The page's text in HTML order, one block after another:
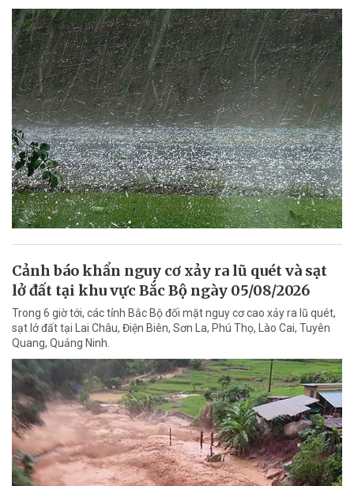
Cảnh báo khẩn nguy cơ xảy ra lũ quét và sạt
lở đất tại khu vực Bắc Bộ ngày 05/08/2026
Trong 6 giờ tới, các tỉnh Bắc Bộ đối mặt nguy cơ cao xảy ra lũ quét,
sạt lở đất tại Lai Châu, Điện Biên, Sơn La, Phú Thọ, Lào Cai, Tuyên
Quang, Quảng Ninh.